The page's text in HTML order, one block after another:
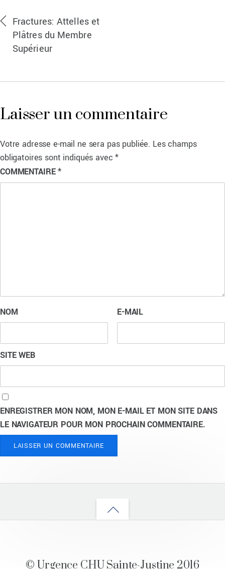
Fractures: Attelles et
Plâtres du Membre
Supérieur
Laisser un commentaire
Votre adresse e-mail ne sera pas publiée. Les champs
obligatoires sont indiqués avec*
COMMENTAIRE*
NOM E-MAIL
SITE WEB
ENREGISTRER MON NOM, MON E-MAIL ET MON SITE DANS
LE NAVIGATEUR POUR MON PROCHAIN COMMENTAIRE.
Back
© Urgence CHU Sainte-Justine 2016